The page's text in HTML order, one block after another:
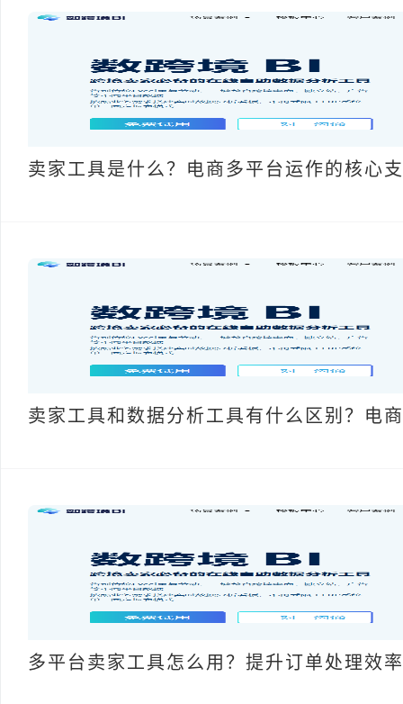
卖家工具是什么？电商多平台运作的核心
卖家工具和数据分析工具有什么区别？电
多平台卖家工具怎么用？提升订单处理效